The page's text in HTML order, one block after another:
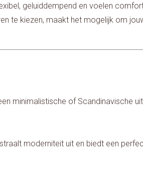
geluiddempend en voelen
te kiezen, maakt het mogelijk om
minimalistische of Scandinavische
moderniteit uit en biedt een